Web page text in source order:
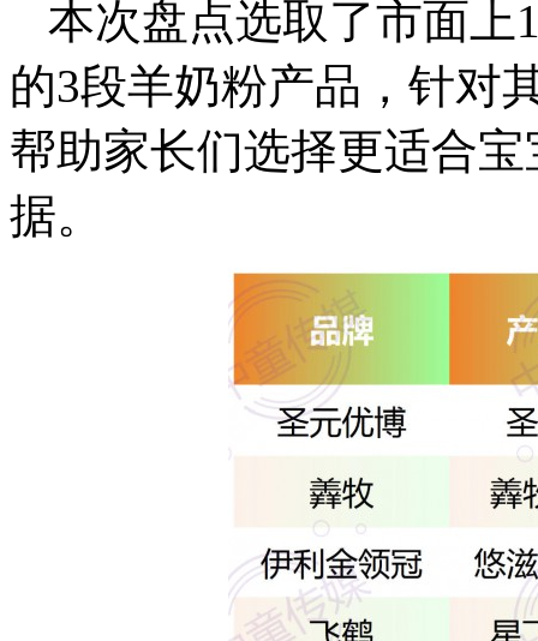
本次盘点选取了市面上
的3段羊奶粉产品，针对
帮助家长们选择更适合
据。